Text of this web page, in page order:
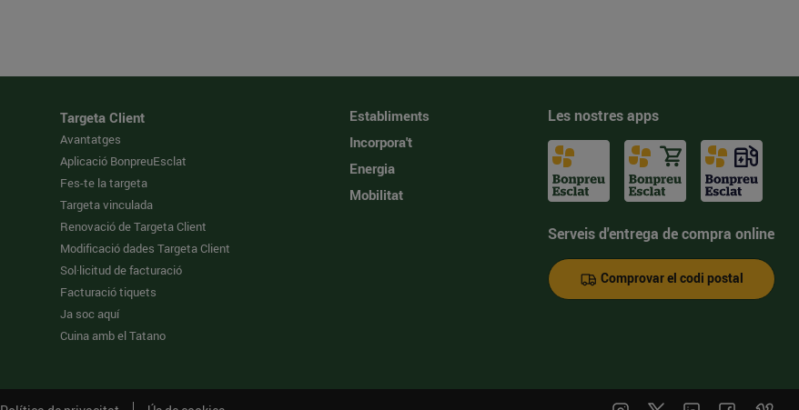
Targeta Client
Avantatges
Aplicació BonpreuEsclat
Fes-te la targeta
Targeta vinculada
Renovació de Targeta Client
Modificació dades Targeta Client
Sol·licitud de facturació
Facturació tiquets
Ja soc aquí
Cuina amb el Tatano
Establiments
Incorpora't
Energia
Mobilitat
Les nostres apps
Serveis d'entrega de compra online
Comprovar el codi postal